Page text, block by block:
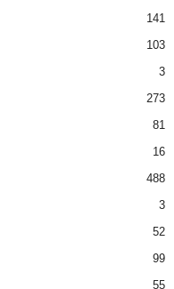
141
103
3
273
81
16
488
3
52
99
55